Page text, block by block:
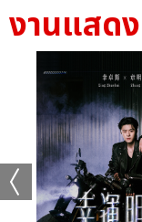
งานแสดง